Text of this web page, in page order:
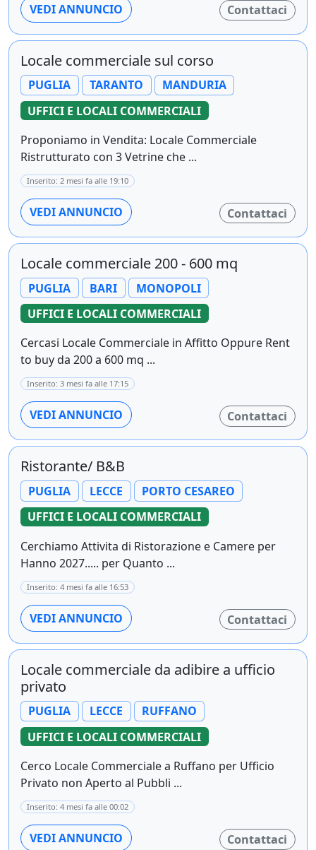
VEDI ANNUNCIO Contattaci
Locale commerciale sul corso
PUGLIA TARANTO
MANDURIA
UFFICI E LOCALI COMMERCIALI
Proponiamo in Vendita: Locale Commerciale
Ristrutturato con 3 Vetrine che ...
Inserito: 2 mesi fa alle 19:10
VEDI ANNUNCIO Contattaci
Locale commerciale 200 - 600 mq
PUGLIA BARI
MONOPOLI
UFFICI E LOCALI COMMERCIALI
Cercasi Locale Commerciale in Affitto Oppure Rent
to buy da 200 a 600 mq ...
Inserito: 3 mesi fa alle 17:15
VEDI ANNUNCIO Contattaci
Ristorante/ B&B
PUGLIA LECCE
PORTO CESAREO
UFFICI E LOCALI COMMERCIALI
Cerchiamo Attivita di Ristorazione e Camere per
Hanno 2027..... per Quanto ...
Inserito: 4 mesi fa alle 16:53
VEDI ANNUNCIO Contattaci
Locale commerciale da adibire a ufficio
privato
PUGLIA LECCE
RUFFANO
UFFICI E LOCALI COMMERCIALI
Cerco Locale Commerciale a Ruffano per Ufficio
Privato non Aperto al Pubbli ...
Inserito: 4 mesi fa alle 00:02
VEDI ANNUNCIO Contattaci